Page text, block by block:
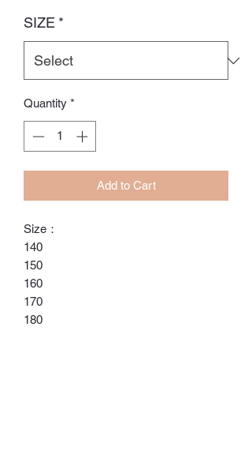
SIZE *
Quantity *
Add to Cart
Size：
140
150
160
170
180